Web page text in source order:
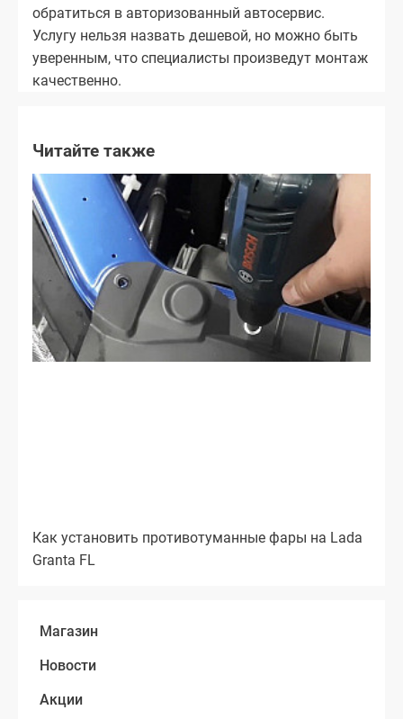
обратиться в авторизованный автосервис.
Услугу нельзя назвать дешевой, но можно быть
уверенным, что специалисты произведут монтаж
качественно.
Читайте также
Как установить противотуманные фары на Lada
Granta FL
Магазин
Новости
Акции